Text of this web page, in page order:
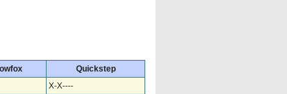
Quickstep
X-X----